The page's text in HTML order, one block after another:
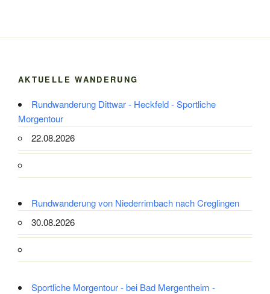
AKTUELLE WANDERUNG
Rundwanderung Dittwar - Heckfeld - Sportliche
Morgentour
22.08.2026
Rundwanderung von Niederrimbach nach Creglingen
30.08.2026
Sportliche Morgentour - bei Bad Mergentheim -